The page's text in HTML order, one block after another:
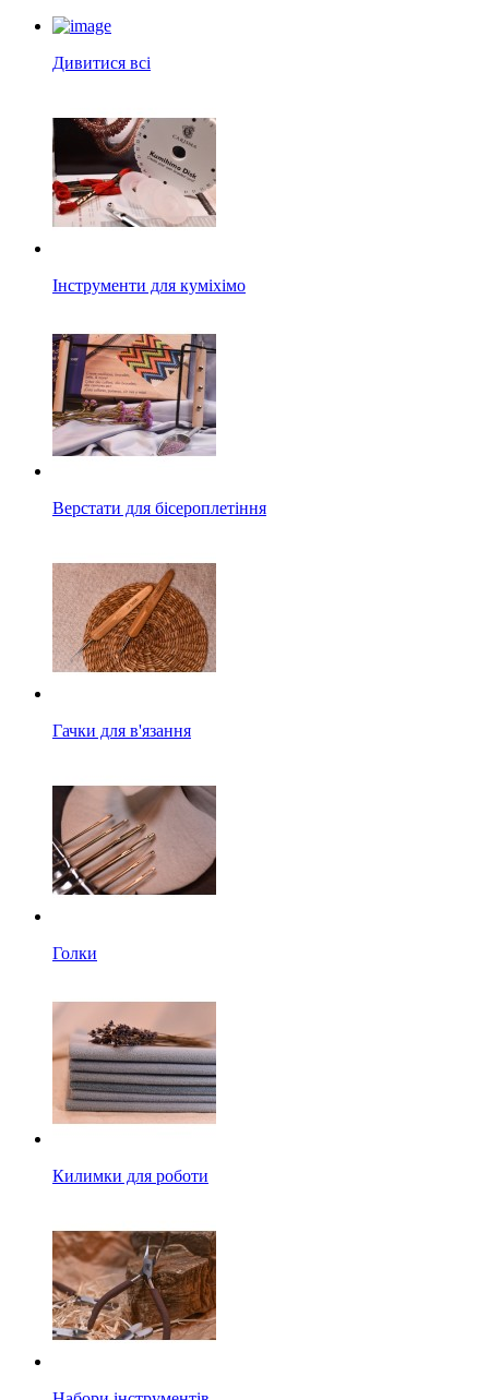
Дивитися всі
Інструменти для куміхімо
Верстати для бісероплетіння
Гачки для в'язання
Голки
Килимки для роботи